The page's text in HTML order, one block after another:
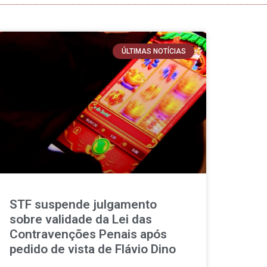
ÚLTIMAS NOTÍCIAS
STF suspende julgamento
sobre validade da Lei das
Contravenções Penais após
pedido de vista de Flávio Dino